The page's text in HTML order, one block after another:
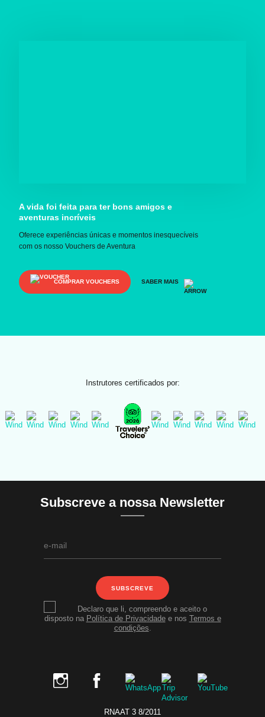
A vida foi feita para ter bons amigos e
aventuras incríveis
Oferece experiências únicas e momentos inesquecíveis
com os nosso Vouchers de Aventura
COMPRAR VOUCHERS SABER MAIS
Instrutores certificados por:
Subscreve a nossa Newsletter
SUBSCREVE
Declaro que li, compreendo e aceito o
disposto na Política de Privacidadee nos Termos e
condições.
RNAAT 3 8/2011